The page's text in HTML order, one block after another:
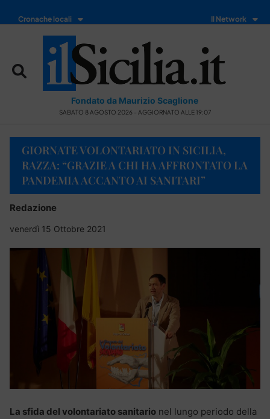
Cronache locali Il Network
Fondato da Maurizio Scaglione
SABATO 8 AGOSTO 2026 - AGGIORNATO ALLE 19:07
GIORNATE VOLONTARIATO IN SICILIA,
RAZZA: “GRAZIE A CHI HA AFFRONTATO LA
PANDEMIA ACCANTO AI SANITARI”
Redazione
venerdì 15 Ottobre 2021
La sfida del volontariato sanitario nel lungo periodo della